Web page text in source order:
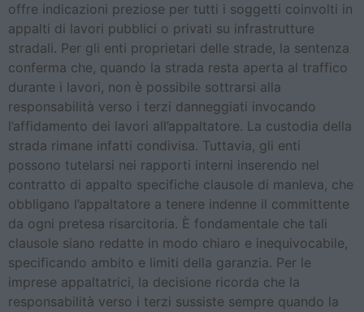
offre indicazioni preziose per tutti i soggetti coinvolti in
appalti di lavori pubblici o privati su infrastrutture
stradali. Per gli enti proprietari delle strade, la sentenza
conferma che, quando la strada resta aperta al traffico
durante i lavori, non è possibile sottrarsi alla
responsabilità verso i terzi danneggiati invocando
l’affidamento dei lavori all’appaltatore. La custodia della
strada rimane infatti condivisa. Tuttavia, gli enti
possono tutelarsi nei rapporti interni inserendo nel
contratto di appalto specifiche clausole di manleva, che
obbligano l’appaltatore a tenere indenne il committente
da ogni pretesa risarcitoria. È fondamentale che tali
clausole siano redatte in modo chiaro e inequivocabile,
specificando ambito e limiti della garanzia. Per le
imprese appaltatrici, la decisione ricorda che la
responsabilità verso i terzi sussiste sempre quando la